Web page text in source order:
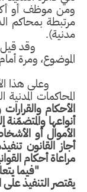
ومن موظف أو
مدنية).
وقد
الموضوع، ومرة
المحاكمات
الأحكام
أنواعها
الأموال أو
أجاز القانون
مراعاة أحكام
"فيما
يقتصر التنفيذ